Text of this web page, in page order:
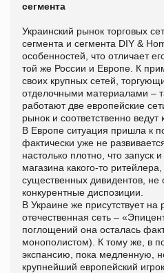
сегмента
Украинский рынок торговых
сегмента и сегмента DIY &
особенностей, что отличает
той же России и Европе. К
своих крупных сетей,
отделочными материалами –
работают две европейские
рынок и соответственно ведут
В Европе ситуация пришла к
фактически уже не
настолько плотно, что запуск
магазина какого-то
существенных дивидентов, не
конкурентные диспозиции.
В Украине же присутствует
отечественная сеть –
поглощений она осталась
монополистом). К тому же, в
экспансию, пока медленную,
крупнейший европейский